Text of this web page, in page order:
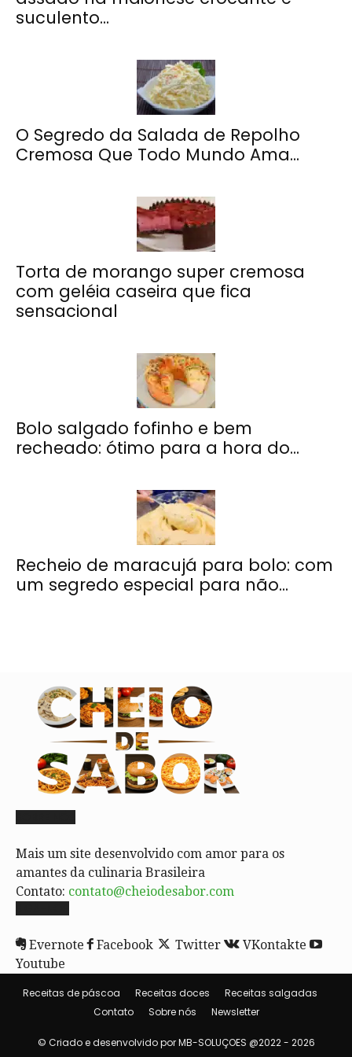
suculento...
O Segredo da Salada de Repolho
Cremosa Que Todo Mundo Ama...
Torta de morango super cremosa
com geléia caseira que fica
sensacional
Bolo salgado fofinho e bem
recheado: ótimo para a hora do...
Recheio de maracujá para bolo: com
um segredo especial para não...
Mais um site desenvolvido com amor para os
amantes da culinaria Brasileira
Contato: contato@cheiodesabor.com
Evernote Facebook Twitter
VKontakte
Youtube
Receitas de páscoa Receitas doces
Receitas salgadas
Contato
Sobre nós Newsletter
© Criado e desenvolvido por MB-SOLUÇOES @2022 - 2026